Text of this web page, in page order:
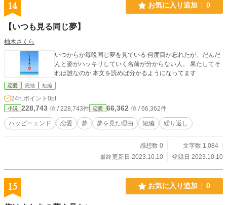
14 お気に入り追加 0
【いつも見る同じ夢】
柚木さくら
いつからか毎晩同じ夢を見ている 何度目か忘れたが、だんだ
んと姿がハッキリしていく名前が分からない人。 果たしてそ
れは誰なのか 本文を読めば分かるようになってます
恋愛 完結 短編
24h.ポイント 0pt
小説 228,743 位 / 228,743件 恋愛 66,362 位 / 66,362件
ハッピーエンド 恋愛 夢 夢を見た理由 短編 繰り返し
感想数 0
文字数 1,084
最終更新日 2023.10.10
登録日 2023.10.10
15 お気に入り追加 0